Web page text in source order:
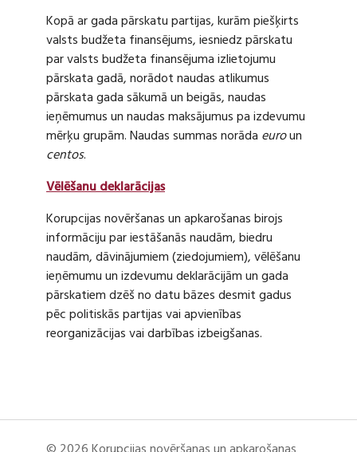
Kopā ar gada pārskatu partijas, kurām piešķirts
valsts budžeta finansējums, iesniedz pārskatu
par valsts budžeta finansējuma izlietojumu
pārskata gadā, norādot naudas atlikumus
pārskata gada sākumā un beigās, naudas
ieņēmumus un naudas maksājumus pa izdevumu
mērķu grupām. Naudas summas norāda euroun
centos.
Vēlēšanu deklarācijas
Korupcijas novēršanas un apkarošanas birojs
informāciju par iestāšanās naudām, biedru
naudām, dāvinājumiem (ziedojumiem), vēlēšanu
ieņēmumu un izdevumu deklarācijām un gada
pārskatiem dzēš no datu bāzes desmit gadus
pēc politiskās partijas vai apvienības
reorganizācijas vai darbības izbeigšanas.